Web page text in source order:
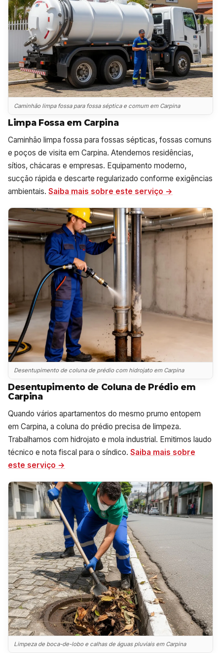
Caminhão limpa fossa para fossa séptica e comum em Carpina
Limpa Fossa em Carpina
Caminhão limpa fossa para fossas sépticas, fossas comuns
e poços de visita em Carpina. Atendemos residências,
sítios, chácaras e empresas. Equipamento moderno,
sucção rápida e descarte regularizado conforme exigências
ambientais. Saiba mais sobre este serviço →
Desentupimento de coluna de prédio com hidrojato em Carpina
Desentupimento de Coluna de Prédio em
Carpina
Quando vários apartamentos do mesmo prumo entopem
em Carpina, a coluna do prédio precisa de limpeza.
Trabalhamos com hidrojato e mola industrial. Emitimos laudo
técnico e nota fiscal para o síndico. Saiba mais sobre
este serviço →
Limpeza de boca-de-lobo e calhas de águas pluviais em Carpina